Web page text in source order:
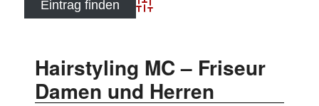
Advanced Search
Hairstyling MC – Friseur
Damen und Herren